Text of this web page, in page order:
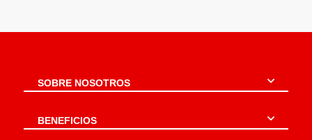
SOBRE NOSOTROS
BENEFICIOS